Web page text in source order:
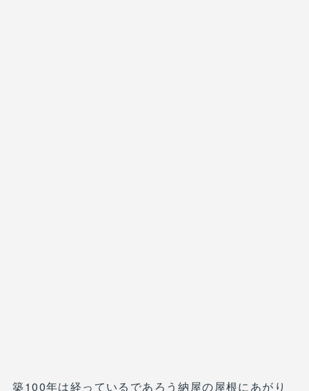
築100年は経っているであろう納屋の屋根にあがり